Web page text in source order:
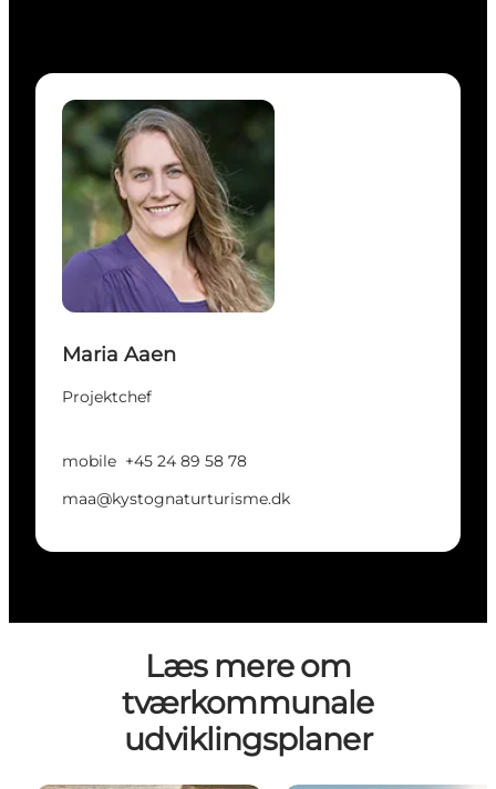
Maria Aaen - Projektchef
Maria Aaen
Projektchef
mobile +45 24 89 58 78
maa@kystognaturturisme.dk
Læs mere om
tværkommunale
udviklingsplaner